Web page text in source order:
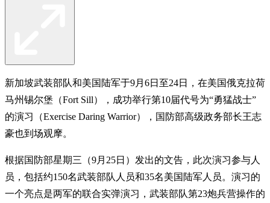
新加坡武装部队和美国陆军于9月6日至24日，在美国俄克拉荷
马州锡尔堡（Fort Sill），成功举行第10届代号为“勇猛战士”
的演习（Exercise Daring Warrior），国防部高级政务部长王志
豪也到场观摩。
根据国防部星期三（9月25日）发出的文告，此次演习参与人
员，包括约150名武装部队人员和35名美国陆军人员。演习的
一个亮点是两军的联合实弹演习，武装部队第23炮兵营操作的